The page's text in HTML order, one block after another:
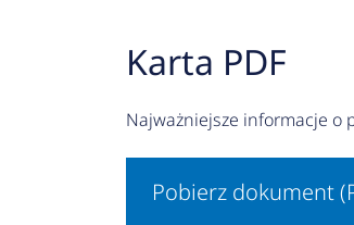
Karta PDF
Najważniejsze informacje o
Pobierz dokument